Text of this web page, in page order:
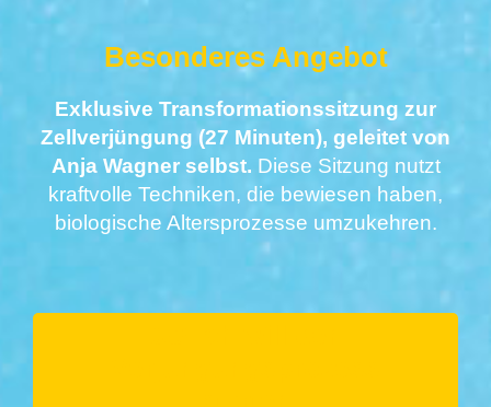
Besonderes Angebot
Exklusive Transformationssitzung zur
Zellverjüngung (27 Minuten), geleitet von
Anja Wagner selbst. Diese Sitzung nutzt
kraftvolle Techniken, die bewiesen haben,
biologische Altersprozesse umzukehren.